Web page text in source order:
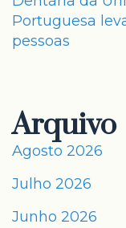
Portuguesa
pessoas
Arquivo
Agosto 2026
Julho 2026
Junho 2026